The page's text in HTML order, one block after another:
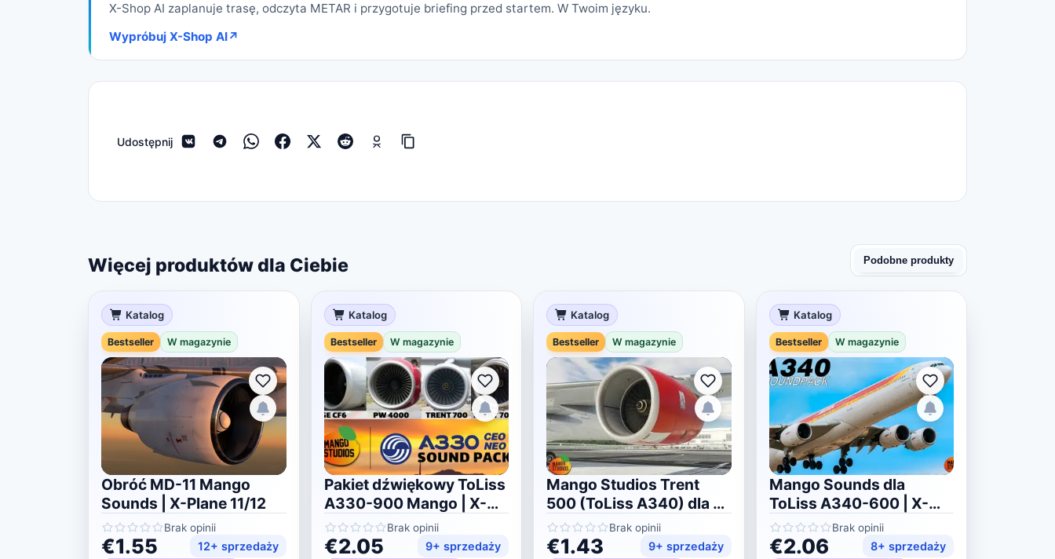
X-Shop AI zaplanuje trasę, odczyta METAR i przygotuje briefing przed startem. W Twoim języku.
Wypróbuj X-Shop AI↗
Udostępnij
Więcej produktów dla Ciebie Podobne produkty
Katalog
Bestseller W magazynie
Obróć MD-11 Mango
Sounds | X-Plane 11/12
Brak opinii
€1.55 12+ sprzedaży
Katalog
Bestseller W magazynie
Pakiet dźwiękowy ToLiss
A330-900 Mango | X-
Plane 11/12Brak opinii
€2.05 9+ sprzedaży
Katalog
Bestseller W magazynie
Mango Studios Trent
500 (ToLiss A340) dla X-
Plane 11/12Brak opinii
€1.43 9+ sprzedaży
Katalog
Bestseller W magazynie
Mango Sounds dla
ToLiss A340-600 | X-
Plane 11/12Brak opinii
€2.06 8+ sprzedaży